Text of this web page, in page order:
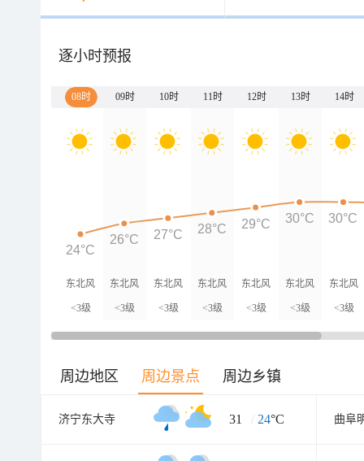
逐小时预报
08时 09时 10时 11时 12时 13时 14时
东北风
<3级
东北风
<3级
东北风
<3级
东北风
<3级
东北风
<3级
东北风
<3级
东北风
<3级
24°C
26°C 27°C 28°C 29°C 30°C 30°C
周边地区 周边景点 周边乡镇
济宁东大寺 31 / 24°C 曲阜